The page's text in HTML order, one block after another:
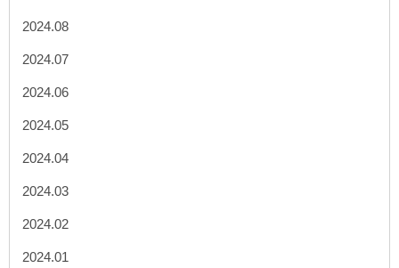
2024.08
2024.07
2024.06
2024.05
2024.04
2024.03
2024.02
2024.01